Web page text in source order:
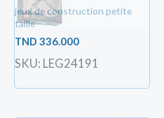
jeux de construction petite
taille
TND 336.000
SKU: LEG24191